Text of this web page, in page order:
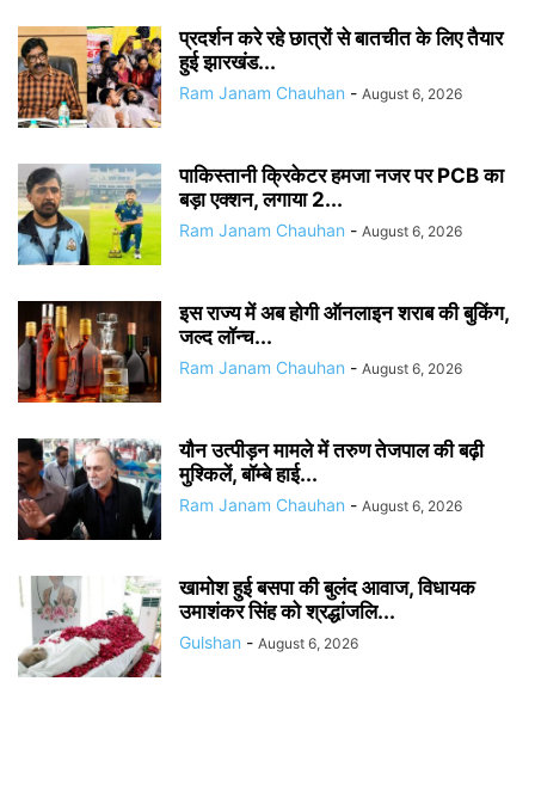
प्रदर्शन करे रहे छात्रों से बातचीत के लिए तैयार
हुई झारखंड...
Ram Janam Chauhan - August 6, 2026
पाकिस्तानी क्रिकेटर हमजा नजर पर PCB का
बड़ा एक्शन, लगाया 2...
Ram Janam Chauhan - August 6, 2026
इस राज्य में अब होगी ऑनलाइन शराब की बुकिंग,
जल्द लॉन्च...
Ram Janam Chauhan - August 6, 2026
यौन उत्पीड़न मामले में तरुण तेजपाल की बढ़ी
मुश्किलें, बॉम्बे हाई...
Ram Janam Chauhan - August 6, 2026
खामोश हुई बसपा की बुलंद आवाज, विधायक
उमाशंकर सिंह को श्रद्धांजलि...
Gulshan - August 6, 2026